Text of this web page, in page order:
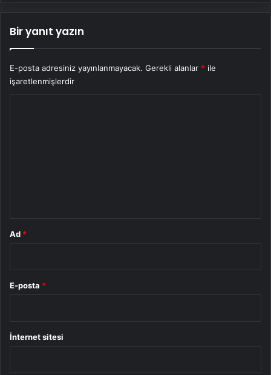
Bir yanıt yazın
E-posta adresiniz yayınlanmayacak. Gerekli alanlar * ile
işaretlenmişlerdir
Ad *
E-posta *
İnternet sitesi